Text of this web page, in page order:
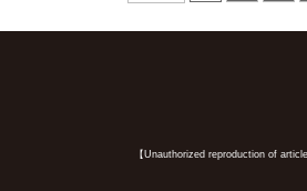
【Unauthorized reproduction of